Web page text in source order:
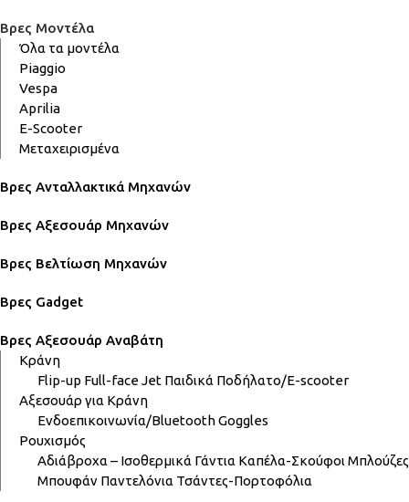
Βρες Μοντέλα
Όλα τα μοντέλα
Piaggio
Vespa
Aprilia
E-Scooter
Μεταχειρισμένα
Βρες Ανταλλακτικά Μηχανών
Βρες Αξεσουάρ Μηχανών
Βρες Βελτίωση Μηχανών
Βρες Gadget
Βρες Αξεσουάρ Αναβάτη
Κράνη
Flip-up Full-faceJet Παιδικά Ποδήλατο/E-scooter
Αξεσουάρ για Κράνη
Ενδοεπικοινωνία/BluetoothGoggles
Ρουχισμός
Αδιάβροχα – Ισοθερμικά Γάντια Καπέλα-ΣκούφοιΜπλούζες
Μπουφάν Παντελόνια Τσάντες-Πορτοφόλια